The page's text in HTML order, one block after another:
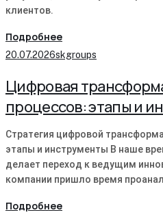
клиентов.
Подробнее
20.07.2026skgroups
Цифровая
процессов: этапы и
Стратегия цифровой
этапы и инструменты В наше
делает переход к ведущим
компании пришло время
Подробнее